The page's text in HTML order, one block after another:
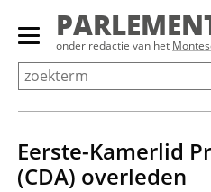
Overslaan
Primair
menu
tonen/verbergen
onder redactie van het
Eerste-Kamerlid
(CDA) overleden